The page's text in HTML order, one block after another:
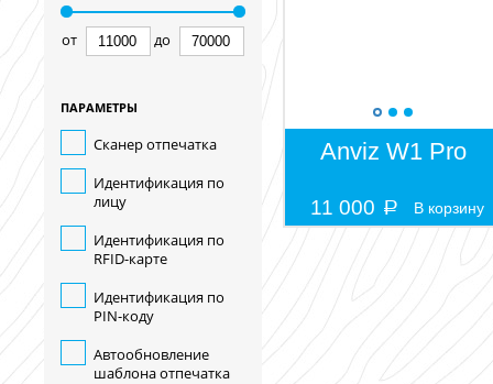
от до
ПАРАМЕТРЫ
Сканер отпечатка
Идентификация по
лицу
Идентификация по
RFID-карте
Идентификация по
PIN-коду
Автообновление
шаблона отпечатка
Anviz W1 Pro
11 000 В корзину